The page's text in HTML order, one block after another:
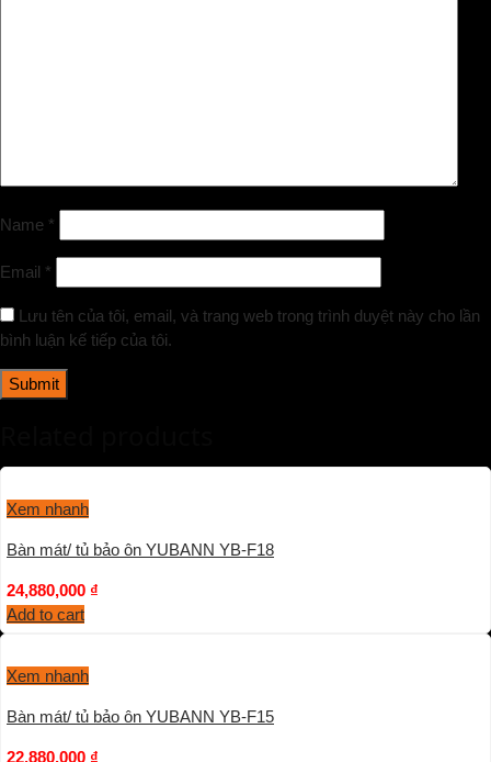
Name *
Email *
Lưu tên của tôi, email, và trang web trong trình duyệt này cho lần
bình luận kế tiếp của tôi.
Xem nhanh
Bàn mát/ tủ bảo ôn YUBANN YB-F18
24,880,000 ₫
Add to cart
Xem nhanh
Bàn mát/ tủ bảo ôn YUBANN YB-F15
22,880,000 ₫